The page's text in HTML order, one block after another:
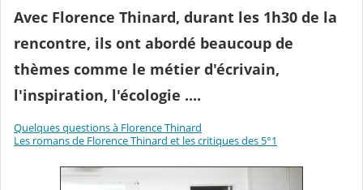
Avec Florence Thinard, durant les 1h30 de la
rencontre, ils ont abordé beaucoup de
thèmes comme le métier d'écrivain,
l'inspiration, l'écologie ....
Quelques questions à Florence Thinard
Les romans de Florence Thinard et les critiques des 5°1